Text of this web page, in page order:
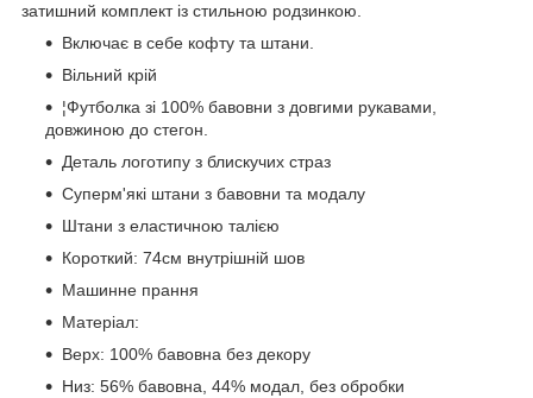
затишний комплект із стильною родзинкою.
Включає в себе кофту та штани.
Вільний крій
¦Футболка зі 100% бавовни з довгими рукавами,
довжиною до стегон.
Деталь логотипу з блискучих страз
Суперм'які штани з бавовни та модалу
Штани з еластичною талією
Короткий: 74см внутрішній шов
Машинне прання
Матеріал:
Верх: 100% бавовна без декору
Низ: 56% бавовна, 44% модал, без обробки